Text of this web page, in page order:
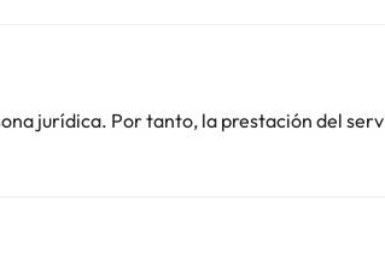
En un mismo día puedes encontrarte
San Cristóbal de la Laguna o Santa Cruz
jurídica. Por tanto, la prestación del